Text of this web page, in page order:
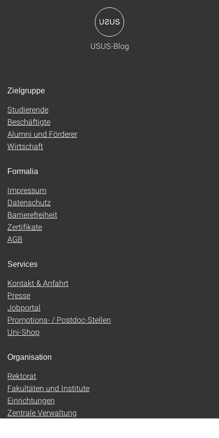
USUS-Blog
Zielgruppe
Studierende
Beschäftigte
Alumni und Förderer
Wirtschaft
Formalia
Impressum
Datenschutz
Barrierefreiheit
Zertifikate
AGB
Services
Kontakt & Anfahrt
Presse
Jobportal
Promotions- / Postdoc-Stellen
Uni-Shop
Organisation
Rektorat
Fakultäten und Institute
Einrichtungen
Zentrale Verwaltung